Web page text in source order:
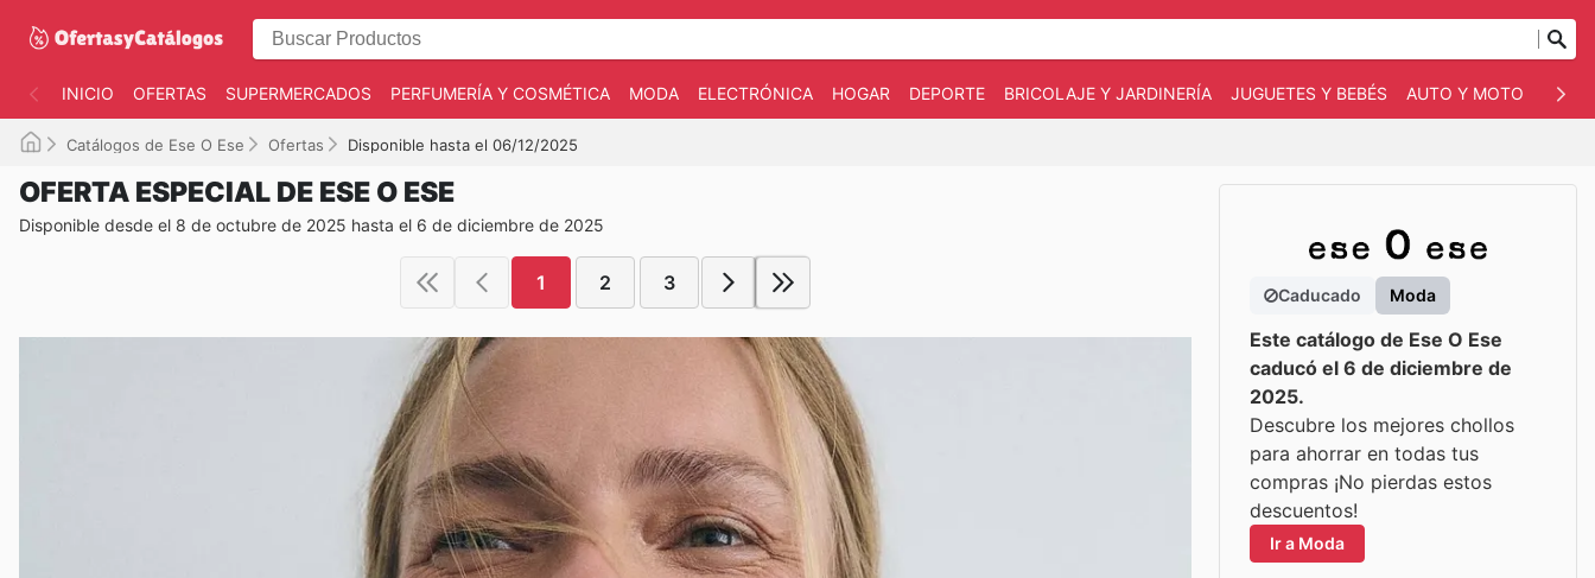
INICIO OFERTAS SUPERMERCADOS PERFUMERÍA Y COSMÉTICA MODA ELECTRÓNICA HOGAR DEPORTE BRICOLAJE Y JARDINERÍA JUGUETES Y BEBÉS AUTO Y MOTO
Catálogos de Ese O Ese Ofertas Disponible hasta el 06/12/2025
OFERTA ESPECIAL DE ESE O ESE
Disponible desde el 8 de octubre de 2025 hasta el 6 de diciembre de 2025
1 2 3
Caducado Moda
Este catálogo de Ese O Ese
caducó el 6 de diciembre de
2025.
Descubre los mejores chollos
para ahorrar en todas tus
compras ¡No pierdas estos
descuentos!
Ir a Moda